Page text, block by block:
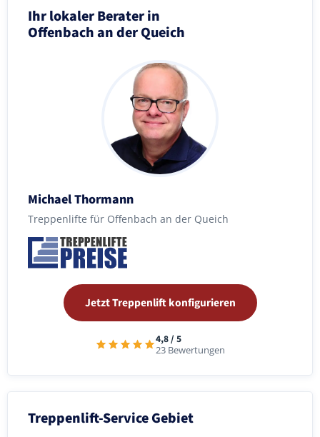
Ihr lokaler Berater in
Offenbach an der Queich
Michael Thormann
Treppenlifte für Offenbach an der Queich
Jetzt Treppenlift konfigurieren
4,8 / 5
23 Bewertungen
Treppenlift-Service Gebiet